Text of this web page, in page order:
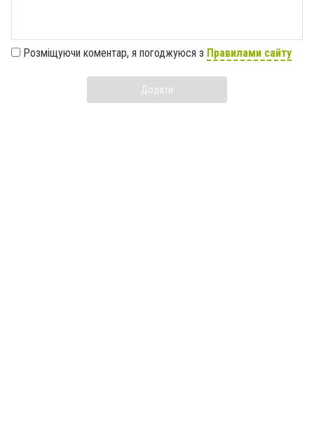
Розміщуючи коментар, я погоджуюся з Правилами сайту
Додати